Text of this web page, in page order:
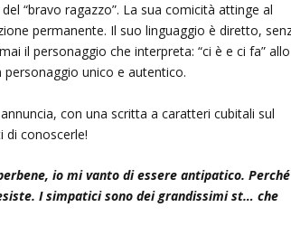
“bravo ragazzo”. La sua comicità attinge al
permanente. Il suo linguaggio è diretto,
il personaggio che interpreta: “ci è e ci fa” allo
unico e autentico.
con una scritta a caratteri cubitali sul
di conoscerle!
io mi vanto di essere antipatico. Perché
I simpatici sono dei grandissimi st… che